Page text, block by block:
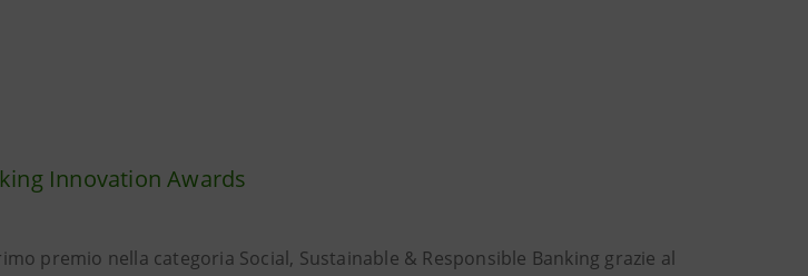
Innovation Awards
premio nella categoria Social, Sustainable & Responsible Banking grazie al